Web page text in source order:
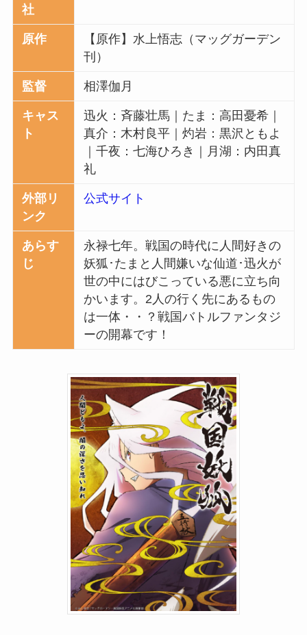
社
原作
【原作】水上悟志（マッグガーデン
刊）
監督 相澤伽月
キャス
ト
迅火：斉藤壮馬｜たま：高田憂希｜
真介：木村良平｜灼岩：黒沢ともよ
｜千夜：七海ひろき｜月湖：内田真
礼
外部リ
ンク
公式サイト
あらす
じ
永禄七年。戦国の時代に人間好きの
妖狐･たまと人間嫌いな仙道･迅火が
世の中にはびこっている悪に立ち向
かいます。2人の行く先にあるもの
は一体・・？戦国バトルファンタジ
ーの開幕です！